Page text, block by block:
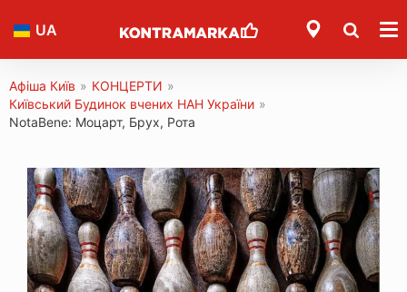
UA
Афіша Київ » КОНЦЕРТИ »
Київський Будинок вчених НАН України »
NotaBene: Моцарт, Брух, Рота